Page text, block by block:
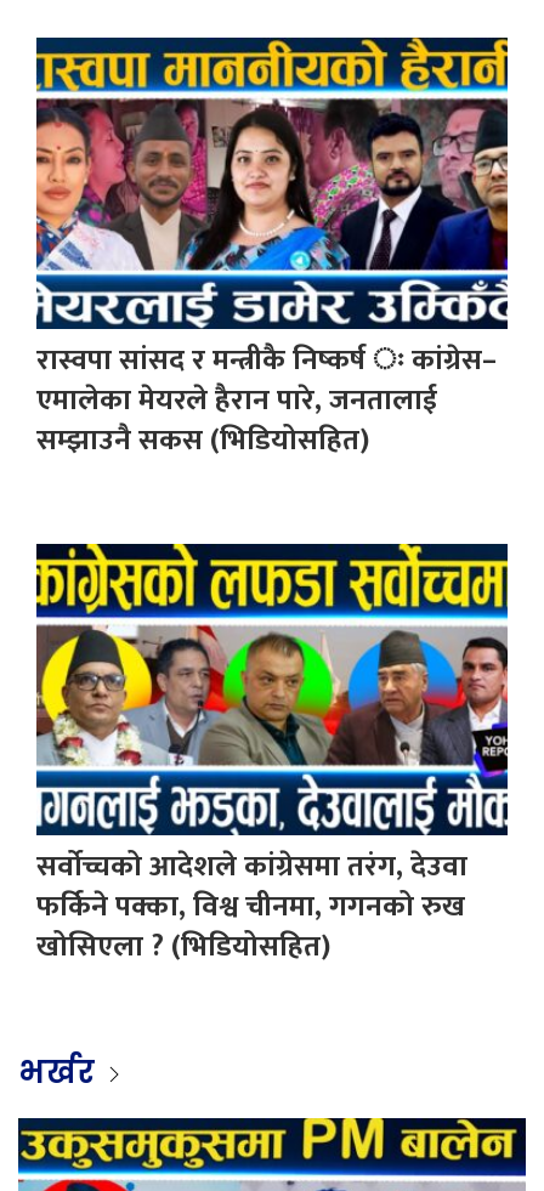
रास्वपा सांसद र मन्त्रीकै निष्कर्ष ः कांग्रेस–
एमालेका मेयरले हैरान पारे, जनतालाई
सम्झाउनै सकस (भिडियोसहित)
सर्वोच्चको आदेशले कांग्रेसमा तरंग, देउवा
फर्किने पक्का, विश्व चीनमा, गगनको रुख
खोसिएला ? (भिडियोसहित)
भर्खर